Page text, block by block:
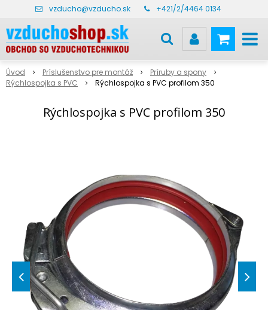
vzducho@vzducho.sk +421/2/4464 0134
Úvod Príslušenstvo pre montáž
Príruby a spony
Rýchlospojka s PVC
Rýchlospojka s PVC profilom 350
Rýchlospojka s PVC profilom 350